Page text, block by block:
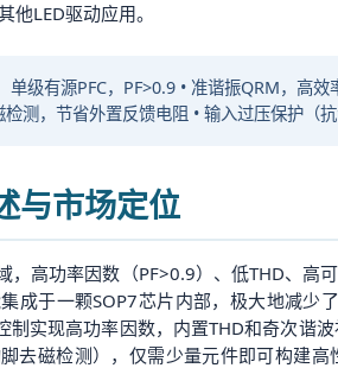
他LED驱动应用。
单级有源PFC，PF>0.9 • 准谐振QRM，高
测，节省外置反馈电阻 • 输入过压保护（
与市场定位
，高功率因数（PF>0.9）、低THD、高
成于一颗SOP7芯片内部，极大地减
制实现高功率因数，内置THD和奇次谐
去磁检测），仅需少量元件即可构建